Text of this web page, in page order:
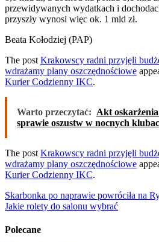
przewidywanych wydatkach i
przyszły wynosi więc ok. 1 mld zł.
Beata Kołodziej (PAP)
The post Krakowscy radni przyjęli
wdrażamy plany oszczędnościowe
Kurier Codzienny IKC.
Warto przeczytać: Akt
sprawie oszustw w nocnych
The post Krakowscy radni przyjęli
wdrażamy plany oszczędnościowe
Kurier Codzienny IKC.
Nawigacja
wpisu
Skarbonka po naprawie powróciła na
Jakie rolety do salonu wybrać
Polecane